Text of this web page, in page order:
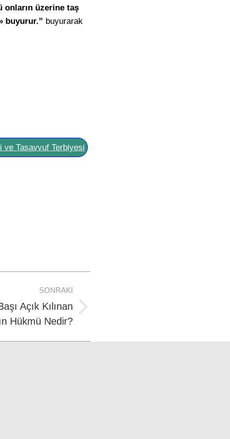
onların üzerine taş
buyurur.” buyurarak
Tasavvuf Terbiyesi
SONRAKI
Açık Kılınan
Hükmü Nedir?